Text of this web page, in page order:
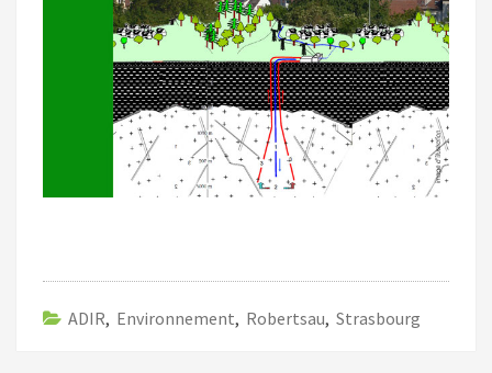
ADIR, Environnement, Robertsau, Strasbourg